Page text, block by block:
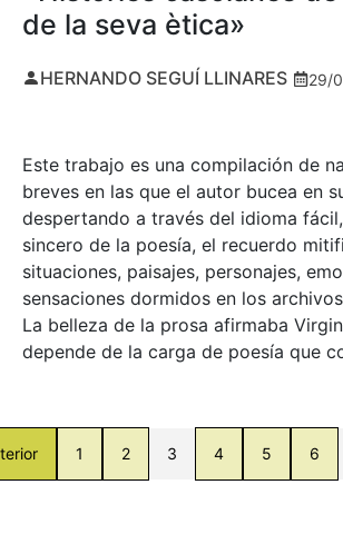
de la seva ètica»
HERNANDO SEGUÍ LLINARES 29/
Este trabajo es una compilación de
breves en las que el autor bucea en
despertando a través del idioma
sincero de la poesía, el recuerdo
situaciones, paisajes, personajes,
sensaciones dormidos en los
La belleza de la prosa afirmaba
depende de la carga de poesía que
1 2 3 4 5 6